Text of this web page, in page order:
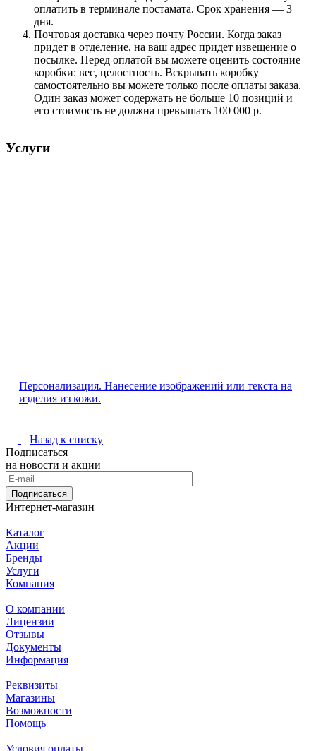
оплатить в терминале постамата. Срок хранения — 3
дня.
Почтовая доставка через почту России. Когда заказ
придет в отделение, на ваш адрес придет извещение о
посылке. Перед оплатой вы можете оценить состояние
коробки: вес, целостность. Вскрывать коробку
самостоятельно вы можете только после оплаты заказа.
Один заказ может содержать не больше 10 позиций и
его стоимость не должна превышать 100 000 р.
Услуги
Персонализация. Нанесение изображений или текста на
изделия из кожи.
Назад к списку
Подписаться
на новости и акции
Подписаться
Интернет-магазин
Каталог
Акции
Бренды
Услуги
Компания
О компании
Лицензии
Отзывы
Документы
Информация
Реквизиты
Магазины
Возможности
Помощь
Условия оплаты